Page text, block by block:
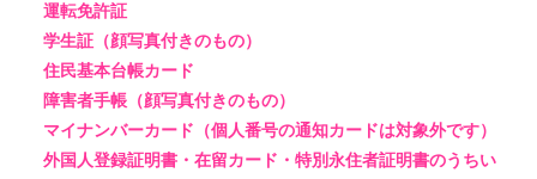
運転免許証
学生証（顔写真付きのもの）
住民基本台帳カード
障害者手帳（顔写真付きのもの）
マイナンバーカード（個人番号の通知カードは対象外です）
外国人登録証明書・在留カード・特別永住者証明書のうちい